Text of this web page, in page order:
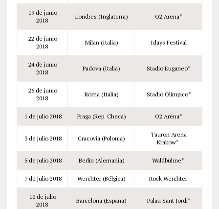
19 de junio
2018
Londres (Inglaterra) O2 Arena*
22 de junio
2018
Milan (Italia) Idays Festival
24 de junio
2018
Padova (Italia) Stadio Euganeo*
26 de junio
2018
Roma (Italia) Stadio Olimpico*
1 de julio 2018 Praga (Rep. Checa) O2 Arena*
3 de julio 2018 Cracovia (Polonia)
Tauron Arena
Krakow*
5 de julio 2018 Berlin (Alemania) Waldbühne*
7 de julio 2018 Werchter (Bélgica) Rock Werchter
10 de julio
2018
Barcelona (España) Palau Sant Jordi*